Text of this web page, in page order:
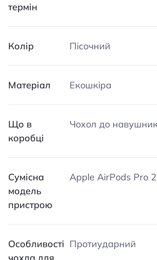
термін
Колір Пісочний
Матеріал Екошкіра
Що в
коробці
Чохол до
Сумісна
модель
пристрою
Apple AirPods Pro 2
Особливості
чохла для
Протиударний